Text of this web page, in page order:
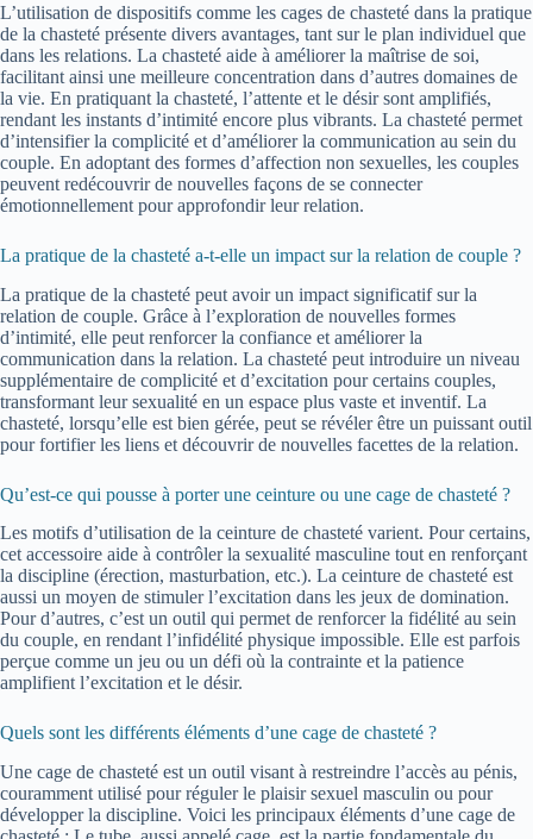
L’utilisation de dispositifs comme les cages de chasteté dans la pratique
de la chasteté présente divers avantages, tant sur le plan individuel que
dans les relations. La chasteté aide à améliorer la maîtrise de soi,
facilitant ainsi une meilleure concentration dans d’autres domaines de
la vie. En pratiquant la chasteté, l’attente et le désir sont amplifiés,
rendant les instants d’intimité encore plus vibrants. La chasteté permet
d’intensifier la complicité et d’améliorer la communication au sein du
couple. En adoptant des formes d’affection non sexuelles, les couples
peuvent redécouvrir de nouvelles façons de se connecter
émotionnellement pour approfondir leur relation.
La pratique de la chasteté a-t-elle un impact sur la relation de couple ?
La pratique de la chasteté peut avoir un impact significatif sur la
relation de couple. Grâce à l’exploration de nouvelles formes
d’intimité, elle peut renforcer la confiance et améliorer la
communication dans la relation. La chasteté peut introduire un niveau
supplémentaire de complicité et d’excitation pour certains couples,
transformant leur sexualité en un espace plus vaste et inventif. La
chasteté, lorsqu’elle est bien gérée, peut se révéler être un puissant outil
pour fortifier les liens et découvrir de nouvelles facettes de la relation.
Qu’est-ce qui pousse à porter une ceinture ou une cage de chasteté ?
Les motifs d’utilisation de la ceinture de chasteté varient. Pour certains,
cet accessoire aide à contrôler la sexualité masculine tout en renforçant
la discipline (érection, masturbation, etc.). La ceinture de chasteté est
aussi un moyen de stimuler l’excitation dans les jeux de domination.
Pour d’autres, c’est un outil qui permet de renforcer la fidélité au sein
du couple, en rendant l’infidélité physique impossible. Elle est parfois
perçue comme un jeu ou un défi où la contrainte et la patience
amplifient l’excitation et le désir.
Quels sont les différents éléments d’une cage de chasteté ?
Une cage de chasteté est un outil visant à restreindre l’accès au pénis,
couramment utilisé pour réguler le plaisir sexuel masculin ou pour
développer la discipline. Voici les principaux éléments d’une cage de